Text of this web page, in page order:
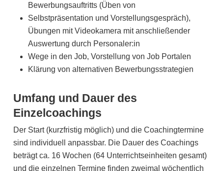
Bewerbungsauftritts (Üben von
Selbstpräsentation und Vorstellungsgespräch),
Übungen mit Videokamera mit anschließender
Auswertung durch Personaler:in
Wege in den Job, Vorstellung von Job Portalen
Klärung von alternativen Bewerbungsstrategien
Umfang und Dauer des
Einzelcoachings
Der Start (kurzfristig möglich) und die Coachingtermine
sind individuell anpassbar. Die Dauer des Coachings
beträgt ca. 16 Wochen (64 Unterrichtseinheiten gesamt)
und die einzelnen Termine finden zweimal wöchentlich